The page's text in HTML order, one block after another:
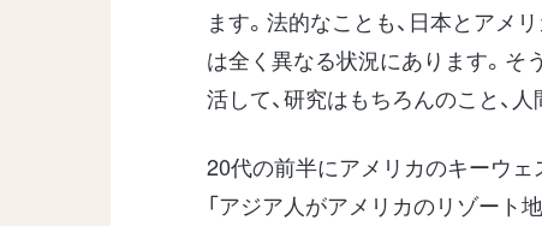
ます。法的なことも、日本とア
は全く異なる状況にあります。そ
活して、研究はもちろんのこと、
20代の前半にアメリカのキーウェ
「アジア人がアメリカのリゾート